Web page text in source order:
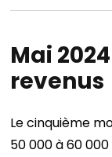
Mai
revenus
Le cinquième
50 000 à 60